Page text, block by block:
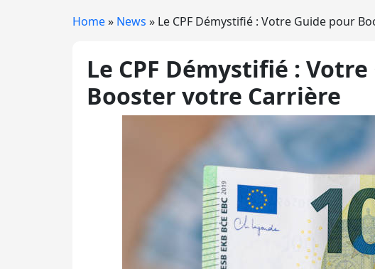
Home» News » Le CPF Démystifié : Votre Guide pour
Le CPF Démystifié :
Booster votre Carrière